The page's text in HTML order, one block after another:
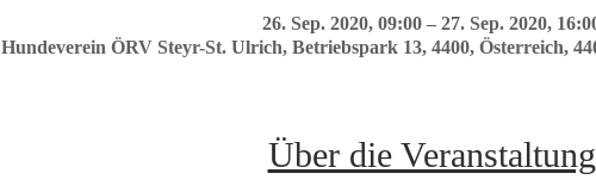
26. Sep. 2020, 09:00 – 27. Sep. 2020,
Hundeverein ÖRV Steyr-St. Ulrich, Betriebspark 13, 4400, Österreich,
Über die Veranstaltung